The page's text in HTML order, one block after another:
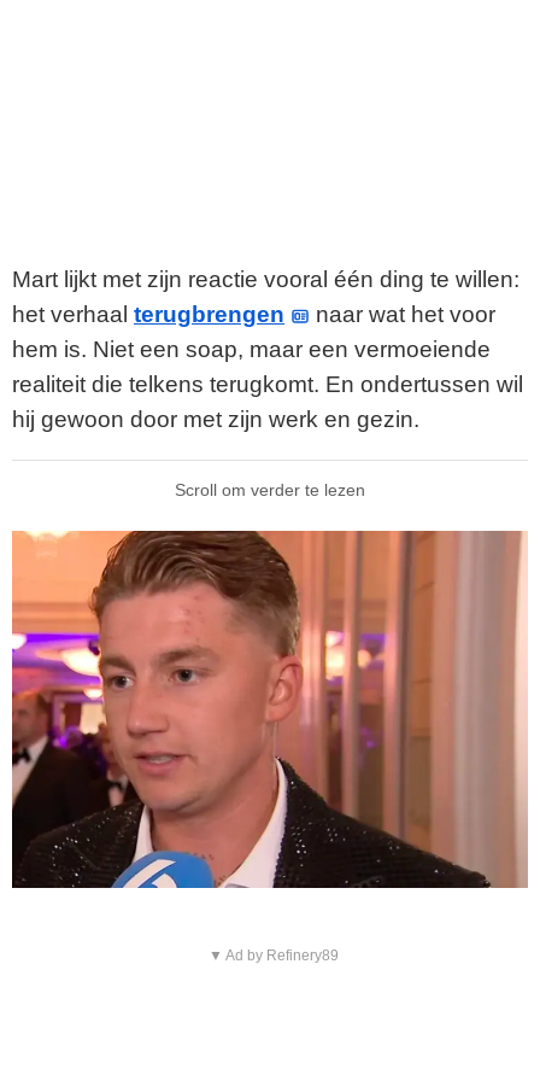
Mart lijkt met zijn reactie vooral één ding te willen:
het verhaal terugbrengen
naar wat het voor
hem is. Niet een soap, maar een vermoeiende
realiteit die telkens terugkomt. En ondertussen wil
hij gewoon door met zijn werk en gezin.
Scroll om verder te lezen
▼ Ad by Refinery89